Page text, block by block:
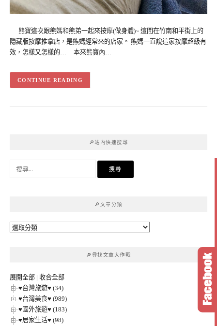
熊寶這次跟熊媽和熊弟一起來按摩(做身體)~ 這間在竹南和平街上的
隱藏版按摩推拿店，是熊媽經常來的店家。 熊媽一直說這家按摩超級有
效，怎樣又怎樣的… 本來熊寶內…
CONTINUE READING
🔎站內快速搜尋
🔎文章分類
🔎
🔎尋找文章大作戰
展開全部 | 收合全部
♥台灣旅遊♥ (34)
♥台灣美食♥ (989)
♥國外旅遊♥ (183)
♥居家生活♥ (98)